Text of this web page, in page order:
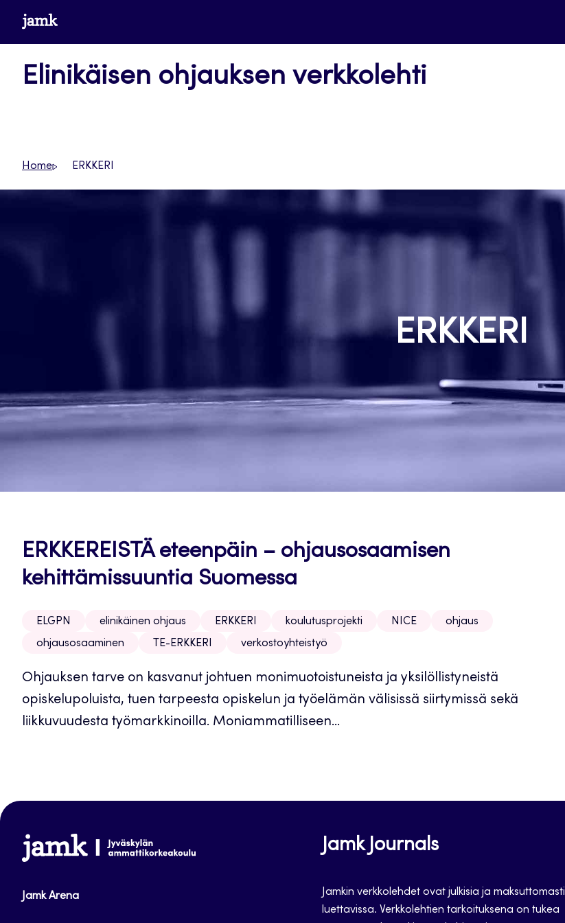
Siirrywww.jamk.fi
Elinikäisen ohjauksen verkkolehti
Home ERKKERI
ERKKERI
ERKKEREISTÄ eteenpäin – ohjausosaamisen
kehittämissuuntia Suomessa
ELGPN elinikäinen ohjaus ERKKERI koulutusprojekti NICE
ohjaus
ohjausosaaminen
TE-ERKKERI verkostoyhteistyö
Ohjauksen tarve on kasvanut johtuen monimuotoistuneista ja yksilöllistyneistä
opiskelupoluista, tuen tarpeesta opiskelun ja työelämän välisissä siirtymissä sekä
liikkuvuudesta työmarkkinoilla. Moniammatilliseen...
www.jamk.fi
Jamk Arena
Jamk Journals
Jamkin verkkolehdet ovat julkisia ja maksuttomasti
luettavissa. Verkkolehtien tarkoituksena on tukea